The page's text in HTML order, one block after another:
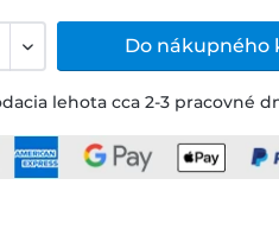
lehota cca 2-3 pracovné
Do nákupného